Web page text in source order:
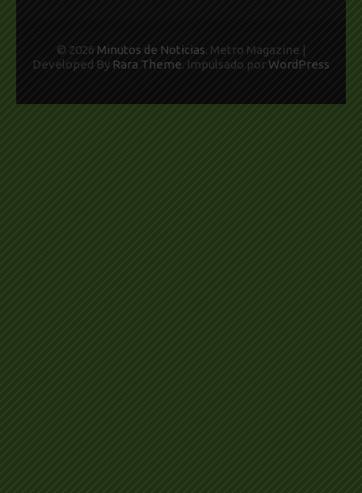
© 2026 Minutos de Noticias. Metro Magazine |
Developed By Rara Theme. Impulsado porWordPress